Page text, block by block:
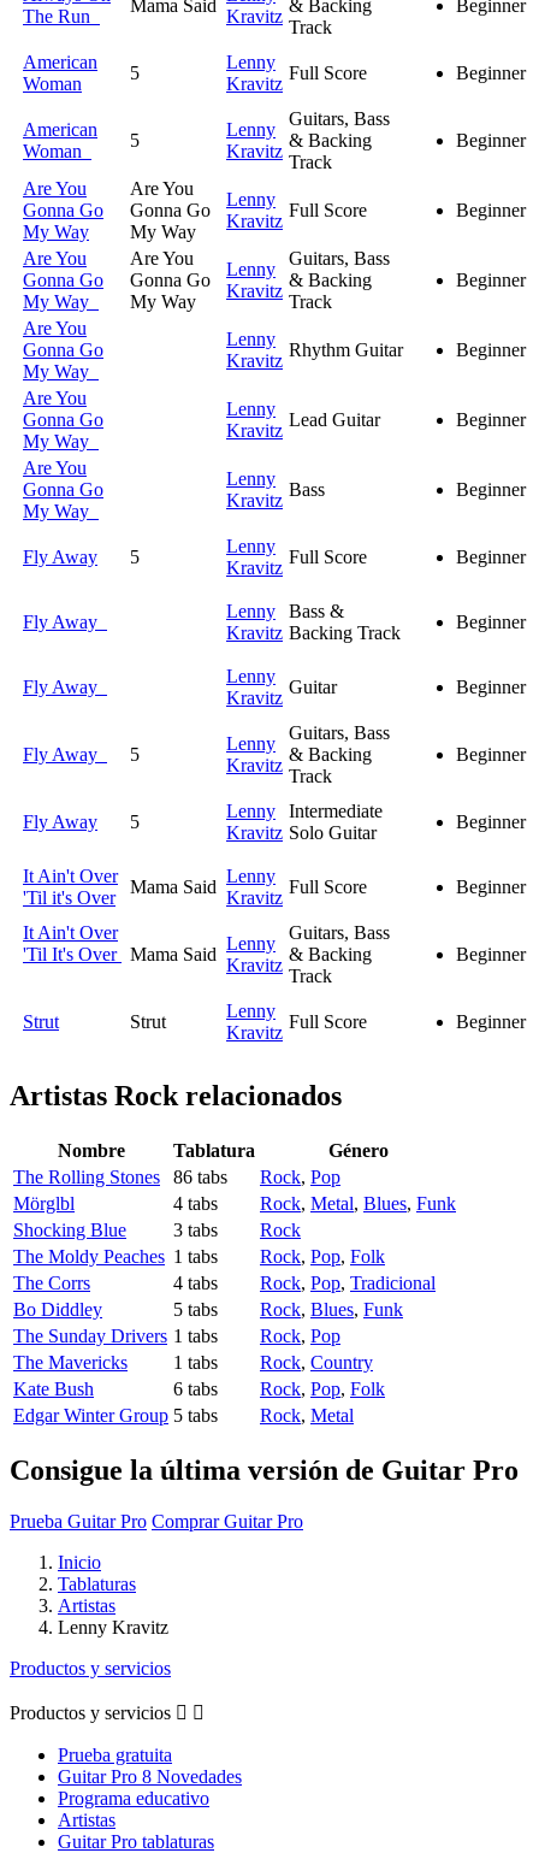
The Run
Mama Said
Kravitz
& Backing
Track
Beginner
American
Woman
5
Lenny
Kravitz
Full Score Beginner
American
Woman
5
Lenny
Kravitz
Guitars, Bass
& Backing
Track
Beginner
Are You
Gonna Go
My Way
Are You
Gonna Go
My Way
Lenny
Kravitz
Full Score Beginner
Are You
Gonna Go
My Way
Are You
Gonna Go
My Way
Lenny
Kravitz
Guitars, Bass
& Backing
Track
Beginner
Are You
Gonna Go
My Way
Lenny
Kravitz
Rhythm Guitar Beginner
Are You
Gonna Go
My Way
Lenny
Kravitz
Lead Guitar Beginner
Are You
Gonna Go
My Way
Lenny
Kravitz
Bass Beginner
Fly Away 5
Lenny
Kravitz
Full Score Beginner
Fly Away
Lenny
Kravitz
Bass &
Backing Track
Beginner
Fly Away
Lenny
Kravitz
Guitar Beginner
Fly Away 5
Lenny
Kravitz
Guitars, Bass
& Backing
Track
Beginner
Fly Away 5
Lenny
Kravitz
Intermediate
Solo Guitar
Beginner
It Ain't Over
'Til it's Over
Mama Said
Lenny
Kravitz
Full Score Beginner
It Ain't Over
'Til It's Over Mama Said
Lenny
Kravitz
Guitars, Bass
& Backing
Track
Beginner
Strut Strut
Lenny
Kravitz
Full Score Beginner
Artistas Rockrelacionados
Nombre Tablatura
Género
The Rolling Stones
86 tabs Rock, Pop
Mörglbl
4 tabs Rock, Metal, Blues, Funk
Shocking Blue
3 tabs
Rock
The Moldy Peaches 1 tabs Rock, Pop, Folk
The Corrs
4 tabs Rock, Pop, Tradicional
Bo Diddley
5 tabs Rock, Blues, Funk
The Sunday Drivers 1 tabs Rock, Pop
The Mavericks
1 tabs Rock, Country
Kate Bush
6 tabs Rock, Pop, Folk
Edgar Winter Group 5 tabs Rock, Metal
Consigue la última versión de Guitar Pro
Prueba Guitar Pro Comprar Guitar Pro
Inicio
Tablaturas
Artistas
Lenny Kravitz
Productos y servicios
Productos y servicios  
Prueba gratuita
Guitar Pro 8 Novedades
Programa educativo
Artistas
Guitar Pro tablaturas